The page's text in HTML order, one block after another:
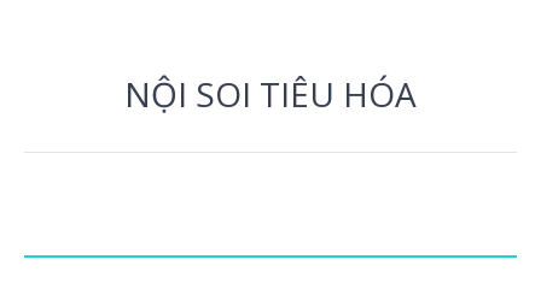
NỘI SOI TIÊU HÓA